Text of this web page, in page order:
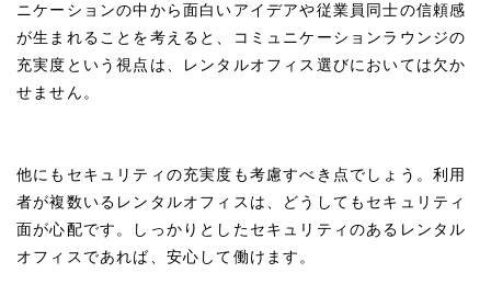
ニケーションの中から面白いアイデアや従業員同士の信頼感
が生まれることを考えると、コミュニケーションラウンジの
充実度という視点は、レンタルオフィス選びにおいては欠か
せません。
他にもセキュリティの充実度も考慮すべき点でしょう。利用
者が複数いるレンタルオフィスは、どうしてもセキュリティ
面が心配です。しっかりとしたセキュリティのあるレンタル
オフィスであれば、安心して働けます。